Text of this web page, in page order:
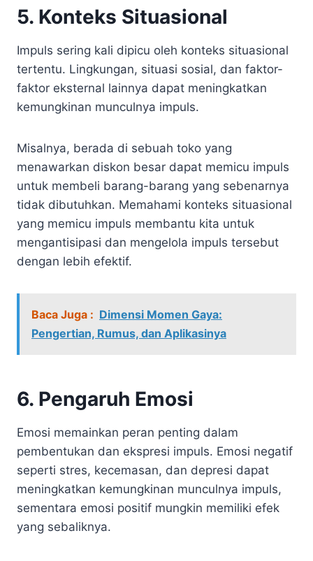
5. Konteks Situasional
Impuls sering kali dipicu oleh konteks situasional
tertentu. Lingkungan, situasi sosial, dan faktor-
faktor eksternal lainnya dapat meningkatkan
kemungkinan munculnya impuls.
Misalnya, berada di sebuah toko yang
menawarkan diskon besar dapat memicu impuls
untuk membeli barang-barang yang sebenarnya
tidak dibutuhkan. Memahami konteks situasional
yang memicu impuls membantu kita untuk
mengantisipasi dan mengelola impuls tersebut
dengan lebih efektif.
Baca Juga : Dimensi Momen Gaya:
Pengertian, Rumus, dan Aplikasinya
6. Pengaruh Emosi
Emosi memainkan peran penting dalam
pembentukan dan ekspresi impuls. Emosi negatif
seperti stres, kecemasan, dan depresi dapat
meningkatkan kemungkinan munculnya impuls,
sementara emosi positif mungkin memiliki efek
yang sebaliknya.